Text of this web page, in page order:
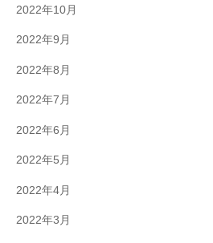
2022年10月
2022年9月
2022年8月
2022年7月
2022年6月
2022年5月
2022年4月
2022年3月